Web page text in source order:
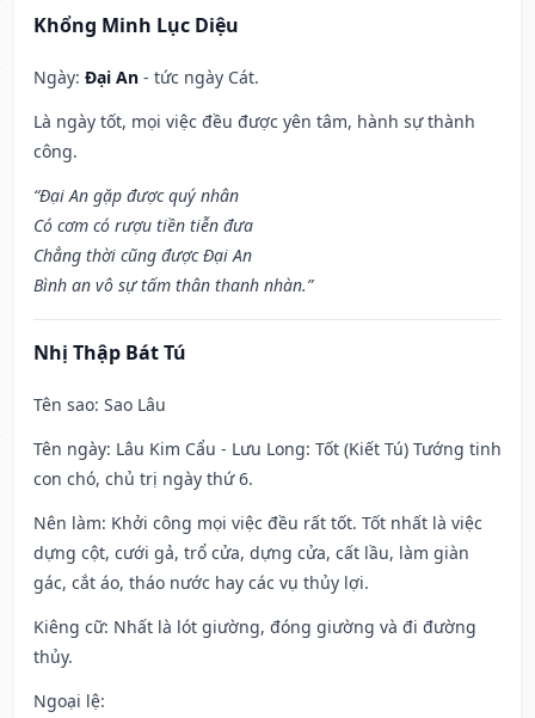
Khổng Minh Lục Diệu
Ngày: Đại An - tức ngày Cát.
Là ngày tốt, mọi việc đều được yên tâm, hành sự thành
công.
“Đại An gặp được quý nhân
Có cơm có rượu tiền tiễn đưa
Chẳng thời cũng được Đại An
Bình an vô sự tấm thân thanh nhàn.”
Nhị Thập Bát Tú
Tên sao: Sao Lâu
Tên ngày: Lâu Kim Cẩu - Lưu Long: Tốt (Kiết Tú) Tướng tinh
con chó, chủ trị ngày thứ 6.
Nên làm: Khởi công mọi việc đều rất tốt. Tốt nhất là việc
dựng cột, cưới gả, trổ cửa, dựng cửa, cất lầu, làm giàn
gác, cắt áo, tháo nước hay các vụ thủy lợi.
Kiêng cữ: Nhất là lót giường, đóng giường và đi đường
thủy.
Ngoại lệ: